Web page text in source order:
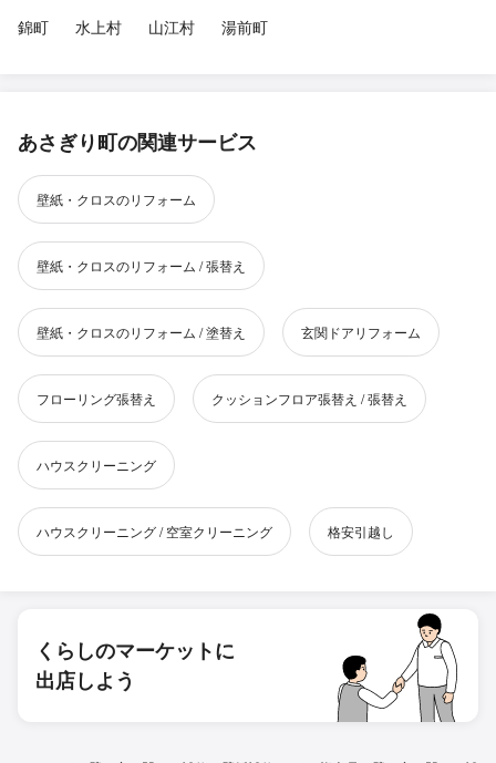
錦町
水上村 山江村 湯前町
あさぎり町の関連サービス
壁紙・クロスのリフォーム
壁紙・クロスのリフォーム / 張替え
壁紙・クロスのリフォーム / 塗替え 玄関ドアリフォーム
フローリング張替え クッションフロア張替え / 張替え
ハウスクリーニング
ハウスクリーニング / 空室クリーニング 格安引越し
くらしのマーケットに
出店しよう